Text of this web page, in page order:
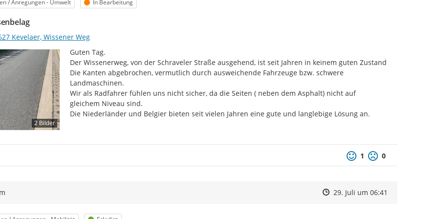
/ Anregungen - Umwelt Status
In Bearbeitung
Kevelaer, Wissener Weg
2 Bilder
Guten Tag.
Der Wissenerweg, von der Schraveler Straße ausgehend, ist seit Jahren in keinem guten Zustand
Die Kanten abgebrochen, vermutlich durch ausweichende Fahrzeuge bzw. schwere
Landmaschinen.
Wir als Radfahrer fühlen uns nicht sicher, da die Seiten ( neben dem Asphalt) nicht auf
gleichem Niveau sind.
Die Niederländer und Belgier bieten seit vielen Jahren eine gute und langlebige Lösung an.
1 0
Zeitpunkt des Erstellens
Zeitpunkt des Erstellens
29. Juli um 06:41